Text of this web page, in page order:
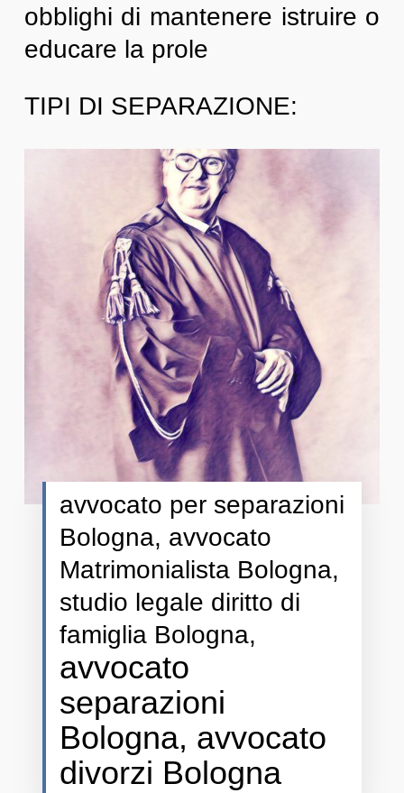
obblighi di mantenere istruire o
educare la prole
TIPI DI SEPARAZIONE:
avvocato per separazioni
Bologna, avvocato
Matrimonialista Bologna,
studio legale diritto di
famiglia Bologna,
avvocato
separazioni
Bologna, avvocato
divorzi Bologna